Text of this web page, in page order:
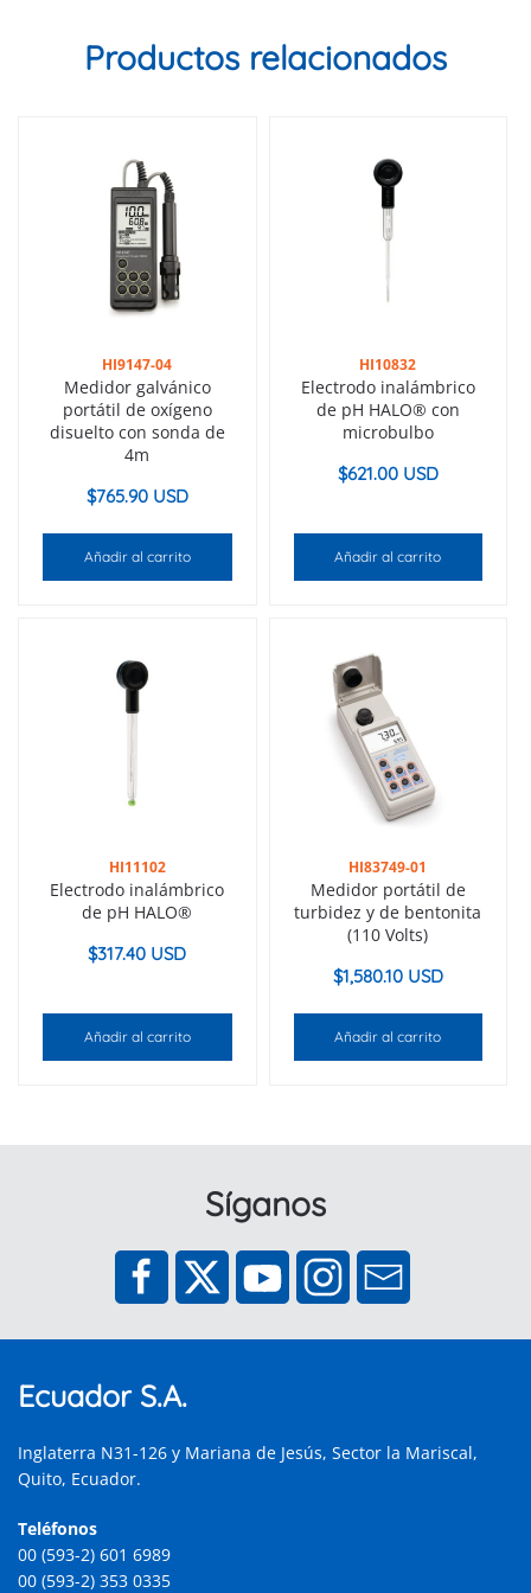
Productos relacionados
HI9147-04
Medidor galvánico
portátil de oxígeno
disuelto con sonda de
4m
$765.90 USD
Añadir al carrito
HI10832
Electrodo inalámbrico
de pH HALO® con
microbulbo
$621.00 USD
Añadir al carrito
HI11102
Electrodo inalámbrico
de pH HALO®
$317.40 USD
Añadir al carrito
HI83749-01
Medidor portátil de
turbidez y de bentonita
(110 Volts)
$1,580.10 USD
Añadir al carrito
Síganos
Ecuador S.A.
Inglaterra N31-126 y Mariana de Jesús, Sector la Mariscal,
Quito, Ecuador.
Teléfonos
00 (593-2) 601 6989
00 (593-2) 353 0335